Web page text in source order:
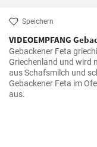
Speichern
VIDEOEMPFANG
Gebackener Feta
Griechenland und wird
aus Schafsmilch und
Gebackener Feta im
aus.